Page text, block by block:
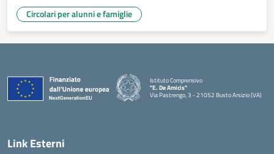
Circolari per alunni e famiglie
Istituto Comprensivo
"E. De Amicis"
Via Pastrengo, 3 - 21052 Busto Arsizio (VA)
Link Esterni